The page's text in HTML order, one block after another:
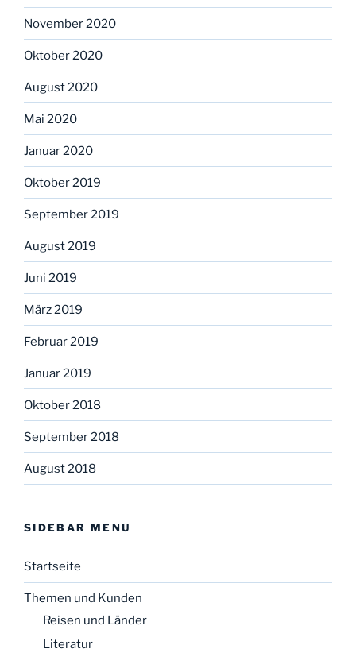
November 2020
Oktober 2020
August 2020
Mai 2020
Januar 2020
Oktober 2019
September 2019
August 2019
Juni 2019
März 2019
Februar 2019
Januar 2019
Oktober 2018
September 2018
August 2018
SIDEBAR MENU
Startseite
Themen und Kunden
Reisen und Länder
Literatur